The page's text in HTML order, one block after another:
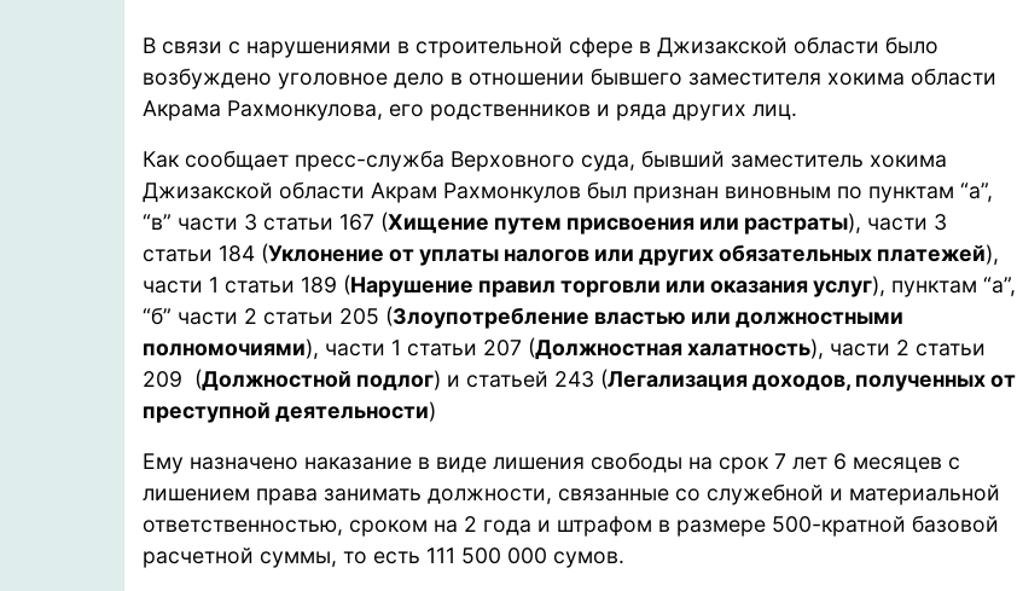
В связи с нарушениями в строительной сфере в Джизакской области было
возбуждено уголовное дело в отношении бывшего заместителя хокима области
Акрама Рахмонкулова, его родственников и ряда других лиц.
Как сообщает пресс-служба Верховного суда, бывший заместитель хокима
Джизакской области Акрам Рахмонкулов был признан виновным по пунктам “а”,
“в” части 3 статьи 167 (Хищение путем присвоения или растраты), части 3
статьи 184 (Уклонение от уплаты налогов или других обязательных платежей),
части 1 статьи 189 (Нарушение правил торговли или оказания услуг), пунктам “а”,
“б” части 2 статьи 205 (Злоупотребление властью или должностными
полномочиями), части 1 статьи 207 (Должностная халатность), части 2 статьи
209 (Должностной подлог) и статьей 243 (Легализация доходов, полученных от
преступной деятельности)
Ему назначено наказание в виде лишения свободы на срок 7 лет 6 месяцев с
лишением права занимать должности, связанные со служебной и материальной
ответственностью, сроком на 2 года и штрафом в размере 500-кратной базовой
расчетной суммы, то есть 111 500 000 сумов.